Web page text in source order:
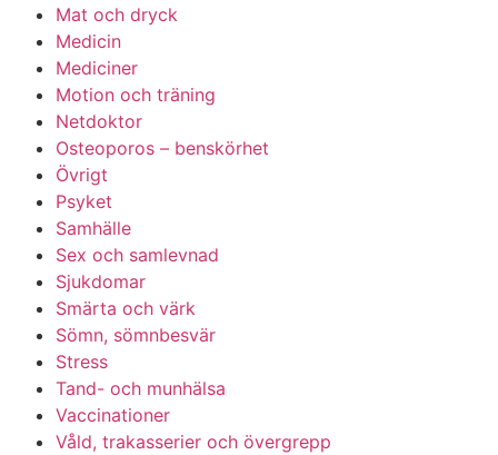
Mat och dryck
Medicin
Mediciner
Motion och träning
Netdoktor
Osteoporos – benskörhet
Övrigt
Psyket
Samhälle
Sex och samlevnad
Sjukdomar
Smärta och värk
Sömn, sömnbesvär
Stress
Tand- och munhälsa
Vaccinationer
Våld, trakasserier och övergrepp